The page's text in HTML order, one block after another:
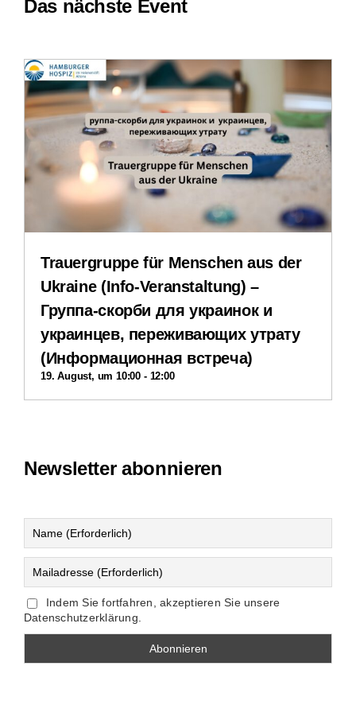
Erfahrungsberichte
Downloads
Das nächste Event
Trauergruppe für Menschen aus der
Ukraine (Info-Veranstaltung) –
Группа-скорби для украинок и
украинцев, переживающих утрату
(Информационная встреча)
19. August, um 10:00 - 12:00
Newsletter abonnieren
Indem Sie fortfahren, akzeptieren Sie unsere
Datenschutzerklärung.